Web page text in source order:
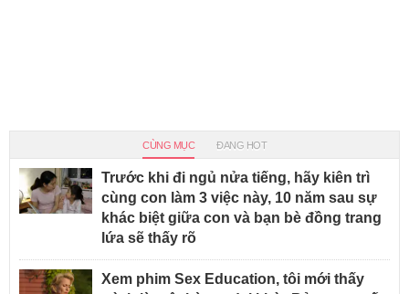
CÙNG MỤC ĐANG HOT
Trước khi đi ngủ nửa tiếng, hãy kiên trì
cùng con làm 3 việc này, 10 năm sau sự
khác biệt giữa con và bạn bè đồng trang
lứa sẽ thấy rõ
Xem phim Sex Education, tôi mới thấy